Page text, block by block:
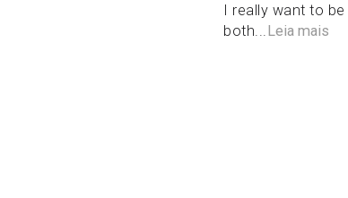
I really want to
both... Leia mais